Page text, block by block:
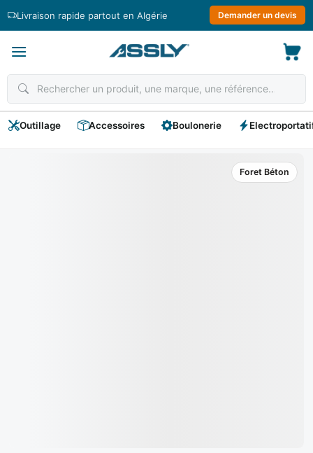
Livraison rapide partout en Algérie Demander un devis
Outillage Accessoires Boulonerie
Foret Béton